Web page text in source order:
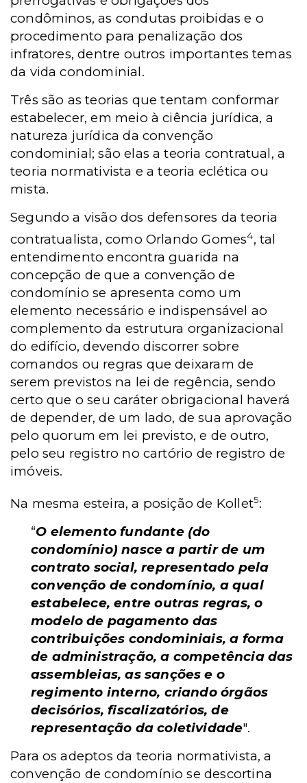
condôminos, as condutas proibidas e o
procedimento para penalização dos
infratores, dentre outros importantes temas
da vida condominial.
Três são as teorias que tentam conformar
estabelecer, em meio à ciência jurídica, a
natureza jurídica da convenção
condominial; são elas a teoria contratual, a
teoria normativista e a teoria eclética ou
mista.
Segundo a visão dos defensores da teoria
contratualista, como Orlando Gomes4, tal
entendimento encontra guarida na
concepção de que a convenção de
condomínio se apresenta como um
elemento necessário e indispensável ao
complemento da estrutura organizacional
do edifício, devendo discorrer sobre
comandos ou regras que deixaram de
serem previstos na lei de regência, sendo
certo que o seu caráter obrigacional haverá
de depender, de um lado, de sua aprovação
pelo quorum em lei previsto, e de outro,
pelo seu registro no cartório de registro de
imóveis.
Na mesma esteira, a posição de Kollet5:
“O elemento fundante (do
condomínio) nasce a partir de um
contrato social, representado pela
convenção de condomínio, a qual
estabelece, entre outras regras, o
modelo de pagamento das
contribuições condominiais, a forma
de administração, a competência das
assembleias, as sanções e o
regimento interno, criando órgãos
decisórios, fiscalizatórios, de
representação da coletividade".
Para os adeptos da teoria normativista, a
convenção de condomínio se descortina